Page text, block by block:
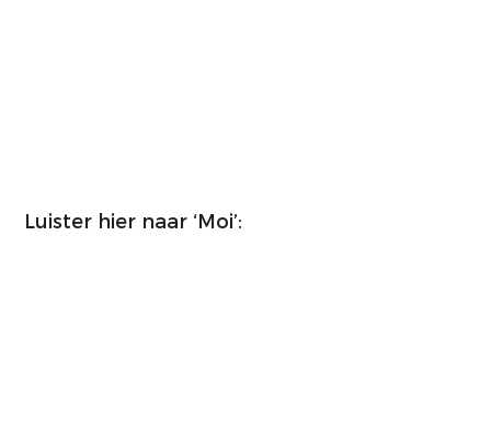
Luister hier naar ‘Moi’: